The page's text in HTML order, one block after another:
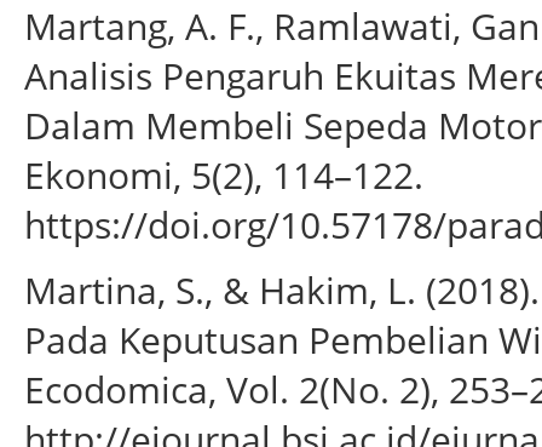
Martang, A. F., Ramlawati,
Analisis Pengaruh Ekuitas
Dalam Membeli Sepeda
Ekonomi, 5(2), 114–122.
https://doi.org/10.57178/
Martina, S., & Hakim, L.
Pada Keputusan Pembelian
Ecodomica, Vol. 2(No. 2),